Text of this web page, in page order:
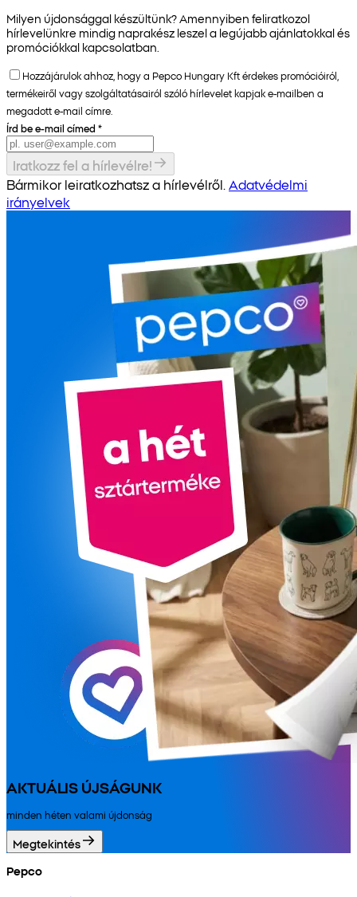
Milyen újdonsággal készültünk? Amennyiben feliratkozol
hírlevelünkre mindig naprakész leszel a legújabb ajánlatokkal és
promóciókkal kapcsolatban.
Hozzájárulok ahhoz, hogy a Pepco Hungary Kft érdekes promócióiról,
termékeiről vagy szolgáltatásairól szóló hírlevelet kapjak e-mailben a
megadott e-mail címre.
Írd be e-mail címed *
Iratkozz fel a hírlevélre!
Bármikor leiratkozhatsz a hírlevélről. Adatvédelmi
irányelvek
AKTUÁLIS ÚJSÁGUNK
minden héten valami újdonság
Megtekintés
Pepco